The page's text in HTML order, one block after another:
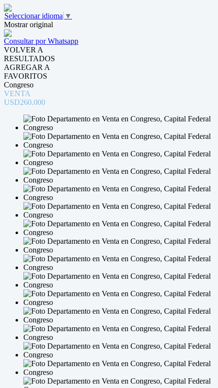
Seleccionar idioma ▼
Mostrar original
Consultar por Whatsapp
VOLVER A
RESULTADOS
AGREGAR A
FAVORITOS
Congreso
VENTA
USD260.000